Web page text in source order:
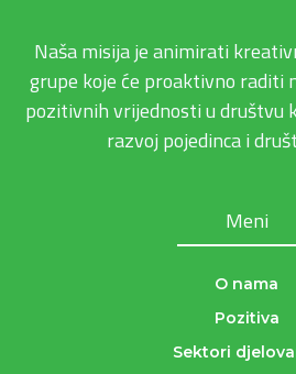
Naša misija je animirati
grupe koje će proaktivno raditi
pozitivnih vrijednosti u društvu
razvoj pojedinca i
Meni
O nama
Pozitiva
Sektori